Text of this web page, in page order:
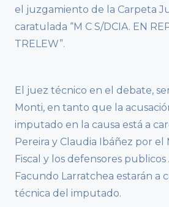
el juzgamiento de la Carpeta
caratulada “M C S/DCIA. EN
TRELEW”.
El juez técnico en el debate,
Monti, en tanto que la
imputado en la causa está a
Pereira y Claudia Ibáñez por el
Fiscal y los defensores
Facundo Larratchea estarán a
técnica del imputado.